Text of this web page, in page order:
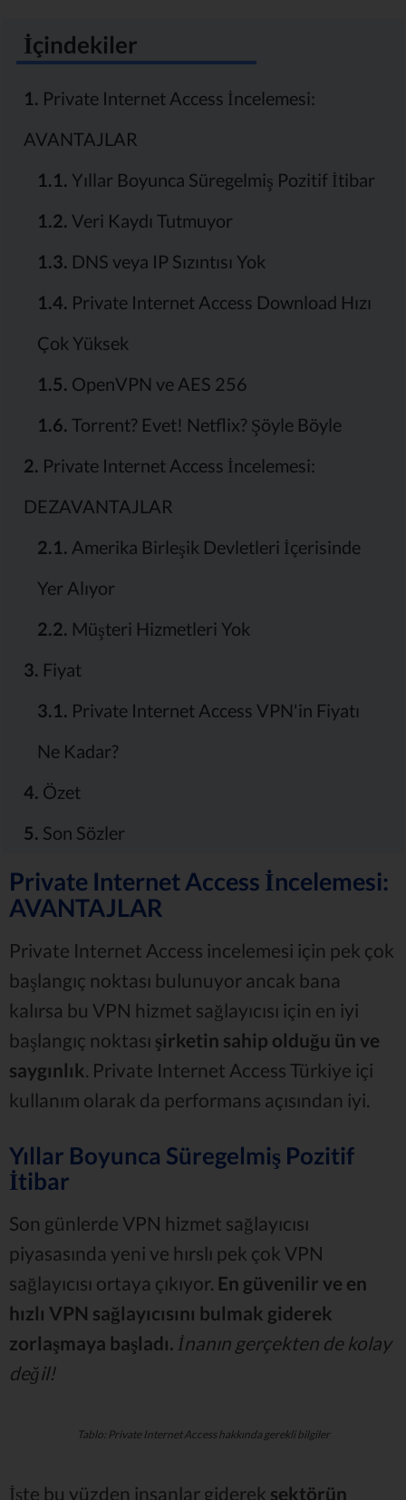
İçindekiler
1. Private Internet Access İncelemesi:
AVANTAJLAR
1.1. Yıllar Boyunca Süregelmiş Pozitif İtibar
1.2. Veri Kaydı Tutmuyor
1.3. DNS veya IP Sızıntısı Yok
1.4. Private Internet Access Download Hızı
Çok Yüksek
1.5. OpenVPN ve AES 256
1.6. Torrent? Evet! Netflix? Şöyle Böyle
2. Private Internet Access İncelemesi:
DEZAVANTAJLAR
2.1. Amerika Birleşik Devletleri İçerisinde
Yer Alıyor
2.2. Müşteri Hizmetleri Yok
3. Fiyat
3.1. Private Internet Access VPN'in Fiyatı
Ne Kadar?
4. Özet
5. Son Sözler
Private Internet Access İncelemesi:
AVANTAJLAR
Private Internet Access incelemesi için pek çok
başlangıç noktası bulunuyor ancak bana
kalırsa bu VPN hizmet sağlayıcısı için en iyi
başlangıç noktası şirketin sahip olduğu ün ve
saygınlık . Private Internet Access Türkiye içi
kullanım olarak da performans açısından iyi.
Yıllar Boyunca Süregelmiş Pozitif
İtibar
Son günlerde VPN hizmet sağlayıcısı
piyasasında yeni ve hırslı pek çok VPN
sağlayıcısı ortaya çıkıyor. En güvenilir ve en
hızlı VPN sağlayıcısını bulmak giderek
zorlaşmaya başladı. İnanın gerçekten de kolay
değil!
Tablo: Private Internet Access hakkında gerekli bilgiler
İşte bu yüzden insanlar giderek sektörün